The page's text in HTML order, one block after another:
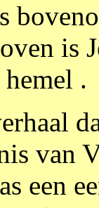
is
.
van
een